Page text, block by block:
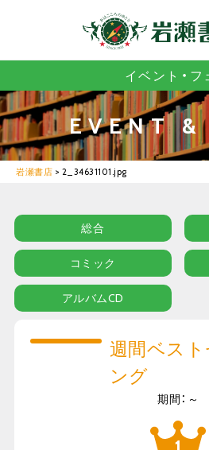
イベント・フ
EVENT
岩瀬書店 > 2_34631101.jpg
総合
コミック
アルバムCD
週間ベス
ング
期間：～